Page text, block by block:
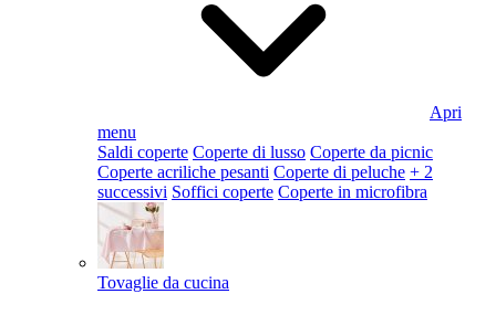
Apri
menu
Saldi coperte Coperte di lusso Coperte da picnic
Coperte acriliche pesanti Coperte di peluche + 2
successivi Soffici coperte Coperte in microfibra
Tovaglie da cucina